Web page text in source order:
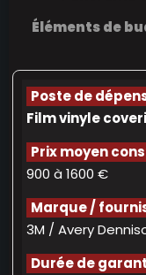
Éléments de
Film vinyle
900 à 1600 €
3M / Avery